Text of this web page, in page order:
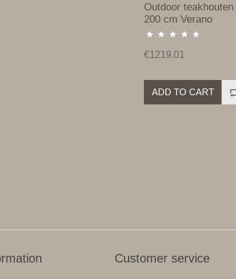
Outdoor
200 cm Verano
€1219.01
ADD TO CART
Customer service